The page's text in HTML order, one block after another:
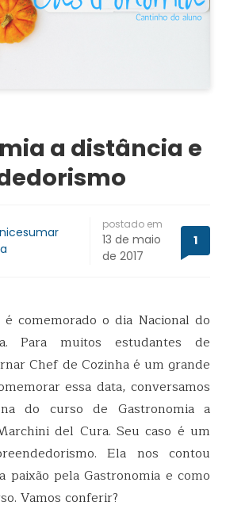
a distância e
postado em
13 de maio
de 2017
1
comemorado o dia Nacional do
Para muitos estudantes de
Chef de Cozinha é um grande
essa data, conversamos
do curso de Gastronomia a
del Cura. Seu caso é um
Ela nos contou
paixão pela Gastronomia e como
Vamos conferir?